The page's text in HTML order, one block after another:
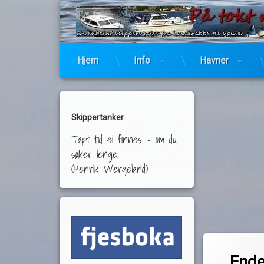
Hjem Info Havner
Skippertanker
Tapt tid ei finnes – om du
søker lenge.
(Henrik Wergeland)